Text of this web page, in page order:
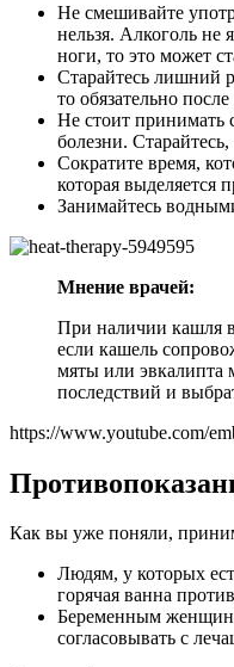
Не смешивайте
нельзя. Алкоголь не
ноги, то это может
Старайтесь лишний
то обязательно
Не стоит принимать
болезни.
Сократите время,
которая выделяется
Занимайтесь
Мнение врачей:
При наличии кашля
если кашель
мяты или эвкалипта
последствий и
https://www.youtube.com/
Как вы уже поняли,
Людям, у которых
горячая ванна
Беременным
согласовывать с